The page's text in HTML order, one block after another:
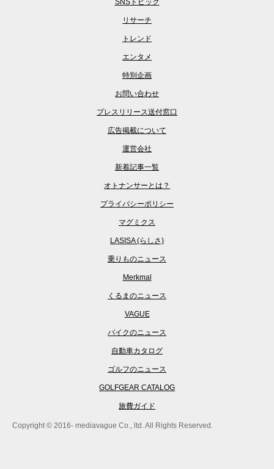
リサーチ
トレンド
エンタメ
特別企画
お問い合わせ
プレスリリース送付窓口
広告掲載について
運営会社
新着記事一覧
オトナンサーとは？
プライバシーポリシー
マグミクス
LASISA (らしさ)
乗りものニュース
Merkmal
くるまのニュース
VAGUE
バイクのニュース
自動車カタログ
ゴルフのニュース
GOLFGEAR CATALOG
旅費ガイド
Copyright © 2016- mediavague Co., ltd. All Rights Reserved.